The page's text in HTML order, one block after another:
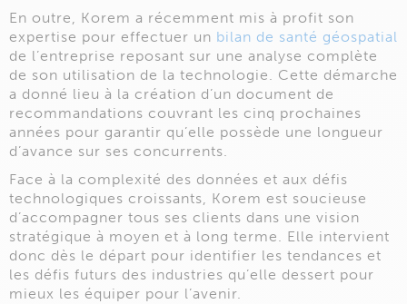
En outre, Korem a récemment mis à profit son
expertise pour effectuer un bilan de santé géospatial
de l’entreprise reposant sur une analyse complète
de son utilisation de la technologie. Cette démarche
a donné lieu à la création d’un document de
recommandations couvrant les cinq prochaines
années pour garantir qu’elle possède une longueur
d’avance sur ses concurrents.
Face à la complexité des données et aux défis
technologiques croissants, Korem est soucieuse
d’accompagner tous ses clients dans une vision
stratégique à moyen et à long terme. Elle intervient
donc dès le départ pour identifier les tendances et
les défis futurs des industries qu’elle dessert pour
mieux les équiper pour l’avenir.